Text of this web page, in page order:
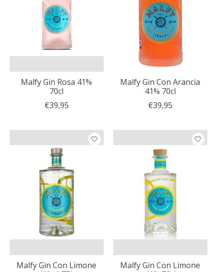
Malfy Gin Rosa 41%
70cl
€39,95
Malfy Gin Con Arancia
41% 70cl
€39,95
Malfy Gin Con Limone
Malfy Gin Con Limone